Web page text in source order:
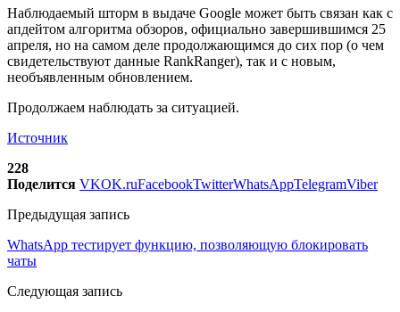
Наблюдаемый шторм в выдаче Google может быть связан как с
апдейтом алгоритма обзоров, официально завершившимся 25
апреля, но на самом деле продолжающимся до сих пор (о чем
свидетельствуют данные RankRanger), так и с новым,
необъявленным обновлением.
Продолжаем наблюдать за ситуацией.
Источник
228
Поделится VKOK.ruFacebookTwitterWhatsAppTelegramViber
Предыдущая запись
WhatsApp тестирует функцию, позволяющую блокировать
чаты
Следующая запись